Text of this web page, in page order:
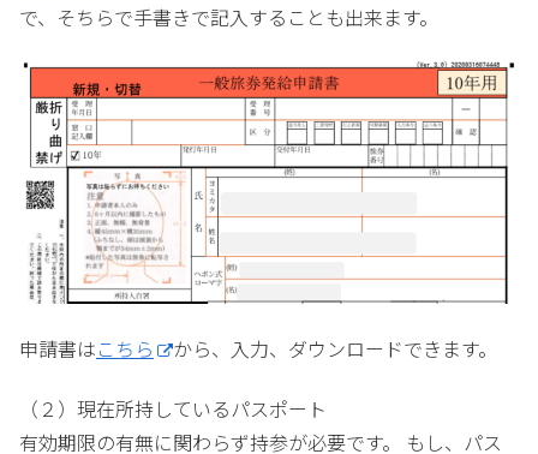
で、そちらで手書きで記入することも出来ます。
申請書はこちら から、入力、ダウンロードできます。
（２）現在所持しているパスポート
有効期限の有無に関わらず持参が必要です。 もし、パス